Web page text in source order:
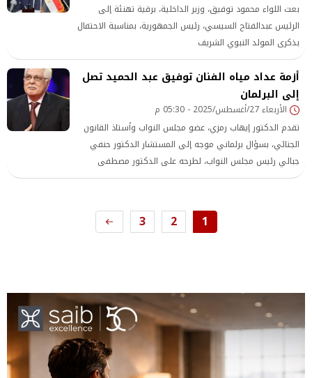
بعث اللواء محمود توفيق، وزير الداخلية، برقية تهنئة إلى
الرئيس عبدالفتاح السيسي، رئيس الجمهورية، بمناسبة الاحتفال
بذكرى المولد النبوي الشريف
أزمة عداد مياه الفنان توفيق عبد الحميد تصل
إلى البرلمان
الأربعاء 27/أغسطس/2025 - 05:30 م
تقدم الدكتور إيهاب رمزي، عضو مجلس النواب وأستاذ القانون
الجنائي، بسؤال برلماني موجه إلى المستشار الدكتور حنفي
جبالي رئيس مجلس النواب، لطرحه على الدكتور مصطفى
مدبولي رئيس مجلس الوزراء، والمهندس شريف الشربيني وزير
1
2
3